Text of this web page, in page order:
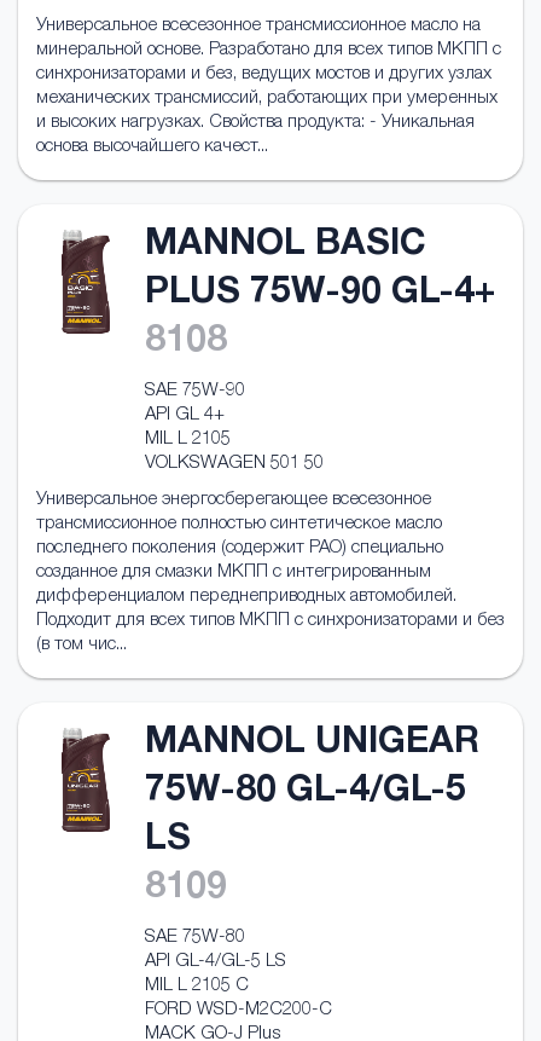
Универсальное всесезонное трансмисcионное масло на
минеральной основе. Разработано для всех типов МКПП с
синхронизаторами и без, ведущих мостов и других узлах
механических трансмиссий, работающих при умеренных
и высоких нагрузках. Свойства продукта: - Уникальная
основа высочайшего качест...
MANNOL BASIC
PLUS 75W-90 GL-4+
8108
SAE 75W-90
API GL 4+
MIL L 2105
VOLKSWAGEN 501 50
Универсальное энергосберегающее всесезонное
трансмисcионное полностью синтетическое масло
последнего поколения (содержит PAO) специально
созданное для смазки МКПП с интегрированным
дифференциалом переднеприводных автомобилей.
Подходит для всех типов МКПП с синхронизаторами и без
(в том чис...
MANNOL UNIGEAR
75W-80 GL-4/GL-5
LS
8109
SAE 75W-80
API GL-4/GL-5 LS
MIL L 2105 C
FORD WSD-M2C200-C
MACK GO-J Plus